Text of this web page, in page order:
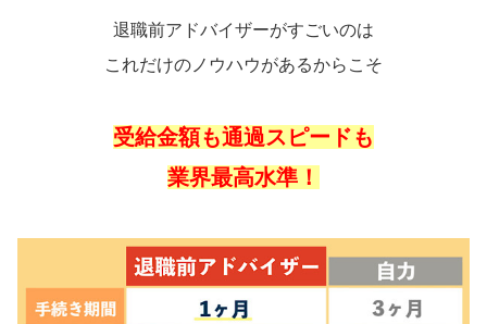
退職前アドバイザーがすごいのは
これだけのノウハウがあるからこそ
受給金額も通過スピードも
業界最高水準！